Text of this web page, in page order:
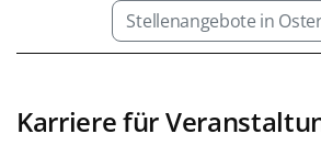
Stellenangebote in
Karriere für